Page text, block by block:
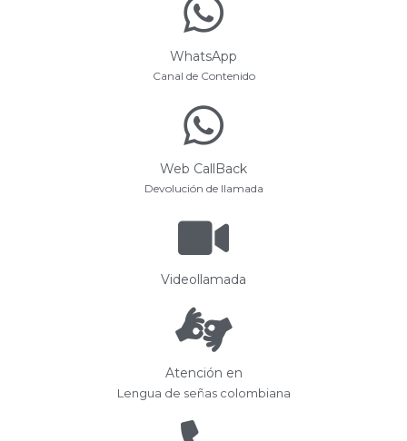
WhatsApp
Canal de Contenido
Web CallBack
Devolución de llamada
Videollamada
Atención en
Lengua de señas colombiana